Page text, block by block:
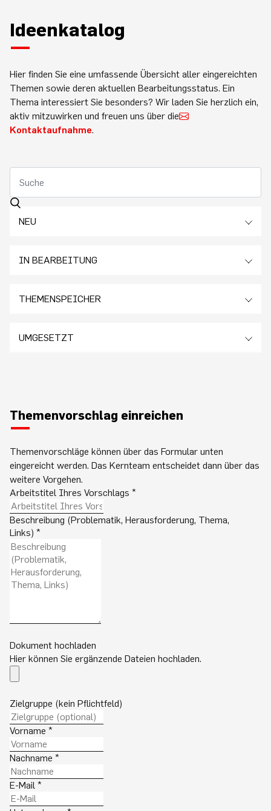
Ideenkatalog
Hier finden Sie eine umfassende Übersicht aller eingereichten
Themen sowie deren aktuellen Bearbeitungsstatus. Ein
Thema interessiert Sie besonders? Wir laden Sie herzlich ein,
aktiv mitzuwirken und freuen uns über die
Kontaktaufnahme.
NEU
IN BEARBEITUNG
THEMENSPEICHER
UMGESETZT
Themenvorschlag einreichen
Themenvorschläge können über das Formular unten
eingereicht werden. Das Kernteam entscheidet dann über das
weitere Vorgehen.
Arbeitstitel Ihres Vorschlags *
Beschreibung (Problematik, Herausforderung, Thema,
Links) *
Dokument hochladen
Hier können Sie ergänzende Dateien hochladen.
Zielgruppe (kein Pflichtfeld)
Vorname *
Nachname *
E-Mail *